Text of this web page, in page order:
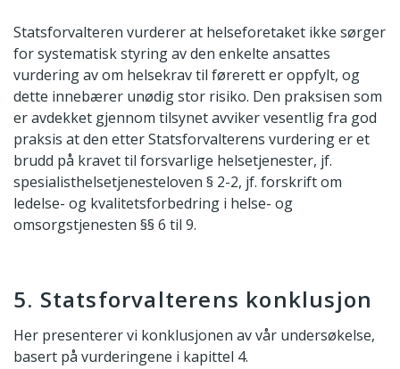
Statsforvalteren vurderer at helseforetaket ikke sørger
for systematisk styring av den enkelte ansattes
vurdering av om helsekrav til førerett er oppfylt, og
dette innebærer unødig stor risiko. Den praksisen som
er avdekket gjennom tilsynet avviker vesentlig fra god
praksis at den etter Statsforvalterens vurdering er et
brudd på kravet til forsvarlige helsetjenester, jf.
spesialisthelsetjenesteloven § 2-2, jf. forskrift om
ledelse- og kvalitetsforbedring i helse- og
omsorgstjenesten §§ 6 til 9.
5. Statsforvalterens konklusjon
Her presenterer vi konklusjonen av vår undersøkelse,
basert på vurderingene i kapittel 4.